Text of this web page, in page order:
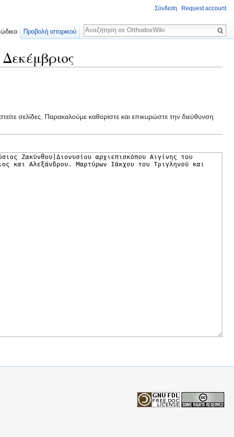
σελίδες. Παρακαλούμε καθορίστε και επικυρώστε την διεύθυνση
Σύνδεση Request account
Προβολή ιστορικού
Αναζήτηση